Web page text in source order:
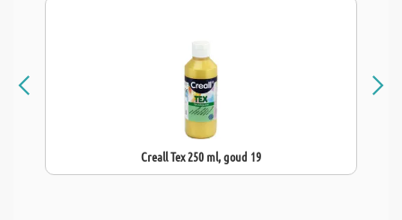
Creall Tex 250 ml, goud 19